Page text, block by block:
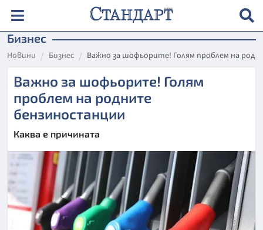
Бизнес
Новини Бизнес Важно за шофьорите! Голям проблем на
Важно за шофьорите! Голям
проблем на родните
бензиностанции
Каква е причината